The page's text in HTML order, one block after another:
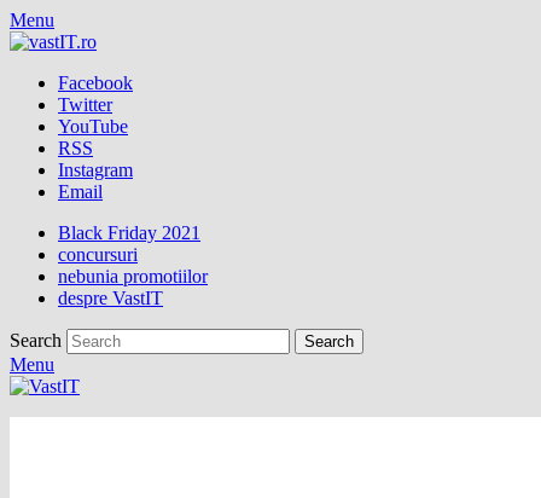
Menu
Facebook
Twitter
YouTube
RSS
Instagram
Email
Black Friday 2021
concursuri
nebunia promotiilor
despre VastIT
Search
Menu